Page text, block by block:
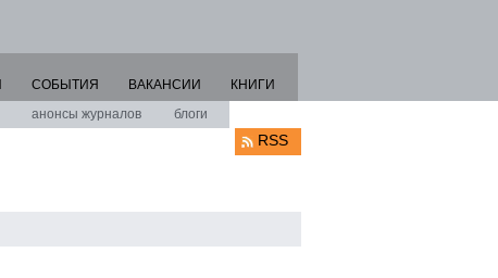
анонсы журналов блоги
СОБЫТИЯ ВАКАНСИИ КНИГИ
RSS